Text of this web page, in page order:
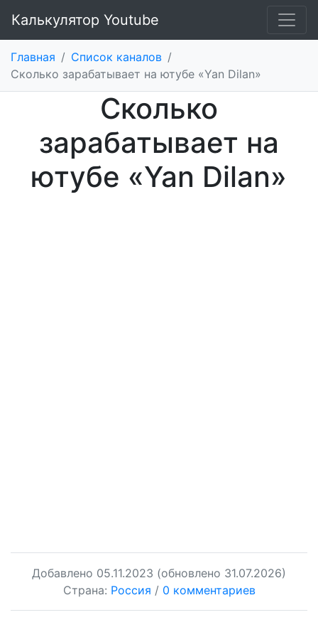
Калькулятор Youtube
Главная / Список каналов /
Cколько зарабатывает на ютубе «Yan Dilan»
Cколько
зарабатывает на
ютубе «Yan Dilan»
Добавлено 05.11.2023 (обновлено 31.07.2026)
Страна: Россия / 0 комментариев